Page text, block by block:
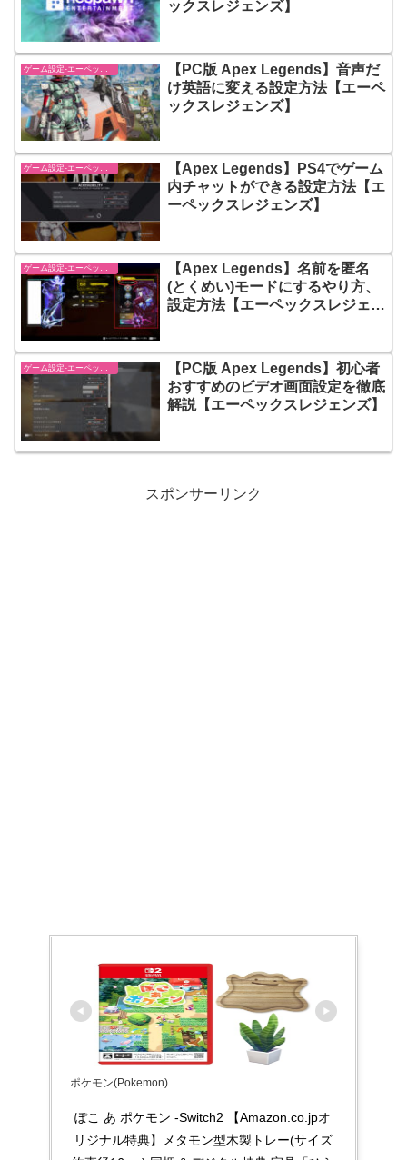
ックスレジェンズ】
【PC版 Apex Legends】音声だ
け英語に変える設定方法【エーペ
ックスレジェンズ】
ゲーム設定-エーペックスレジェンズ【apex-legends】
【Apex Legends】PS4でゲーム
内チャットができる設定方法【エ
ーペックスレジェンズ】
ゲーム設定-エーペックスレジェンズ【apex-legends】
【Apex Legends】名前を匿名
(とくめい)モードにするやり方、
設定方法【エーペックスレジェン
【PC版 Apex Legends】初心者
おすすめのビデオ画面設定を徹底
解説【エーペックスレジェンズ】
スポンサーリンク
ポケモン(Pokemon)
ぽこ あ ポケモン -Switch2 【Amazon.co.jpオ
リジナル特典】メタモン型木製トレー(サイズ